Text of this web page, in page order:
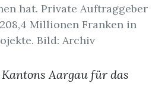
hat. Private Auftraggeber
Millionen Franken in
Bild: Archiv
Aargau für das